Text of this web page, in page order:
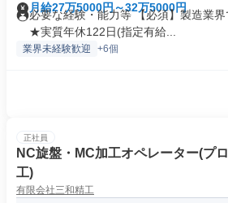
月給27万5000円～32万5000円
必要な経験・能力等 【必須】製造業
★実質年休122日(指定有給...
業界未経験歓迎 +6個
正社員
NC旋盤・MC加工オペレーター(プ
工)
有限会社三和精工